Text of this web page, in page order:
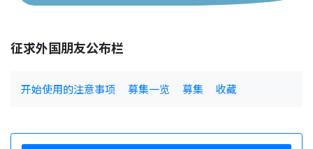
征求外国朋友公布栏
开始使用的注意事项 募集一览 募集 收藏